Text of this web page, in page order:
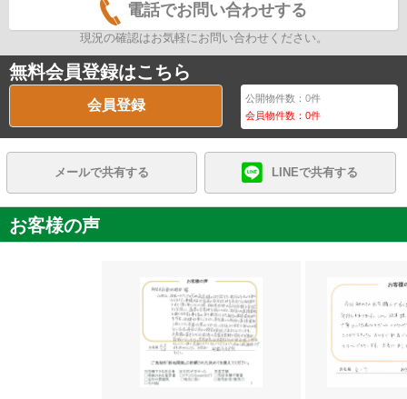
電話でお問い合わせする
現況の確認はお気軽にお問い合わせください。
無料会員登録はこちら
会員登録 公開物件数：0件
会員物件数：0件
メールで共有する LINEで共有する
お客様の声